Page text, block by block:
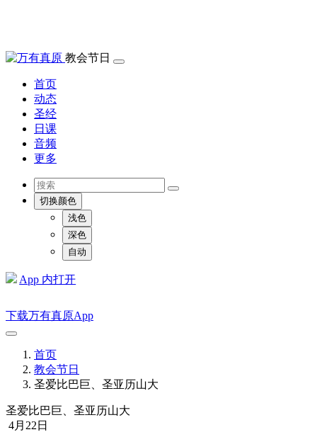
教会节日
首页
动态
圣经
日课
音频
更多
切换颜色
浅色
深色
自动
App 内打开
下载万有真原App
首页
教会节日
圣爱比巴巨、圣亚历山大
圣爱比巴巨、圣亚历山大
4月22日